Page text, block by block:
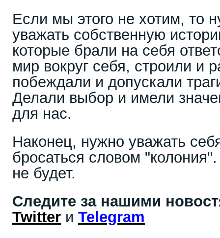
Если мы этого не хотим, то
уважать собственную
которые брали на себя
мир вокруг себя, строили и
побеждали и допускали
Делали выбор и имели
для нас.
Наконец, нужно уважать
бросаться словом
не будет.
Следите за нашими
Twitter и Telegram